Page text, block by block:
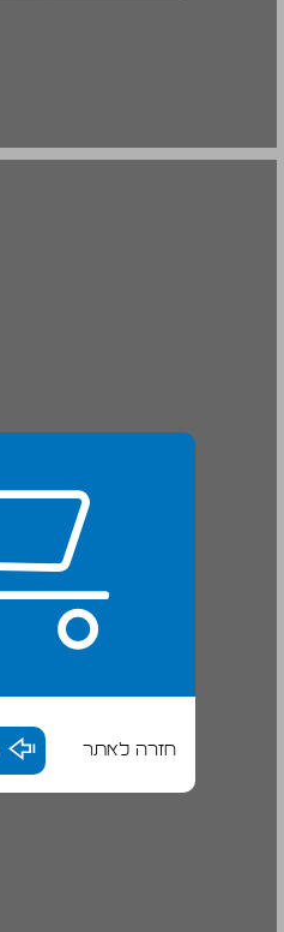
חזרה לאתר